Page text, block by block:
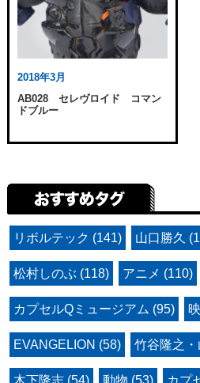
2018年3月
AB028 セレヴロイド コマン
ドブルー
リボルテック (141) 山口勝久
松村しのぶ (118) アニメ (110)
カプセルQミュージアム (95)
EVANGELION (58) 竹谷隆之
木下隆志 (54) 動物 (53) カプ